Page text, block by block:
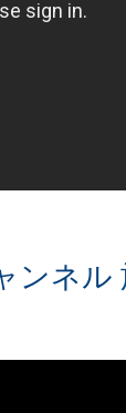
ンネル